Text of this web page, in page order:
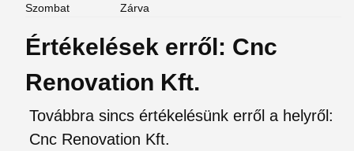
Szombat
Zárva
Értékelések erről: Cnc
Renovation Kft.
Továbbra sincs értékelésünk erről a helyről:
Cnc Renovation Kft.